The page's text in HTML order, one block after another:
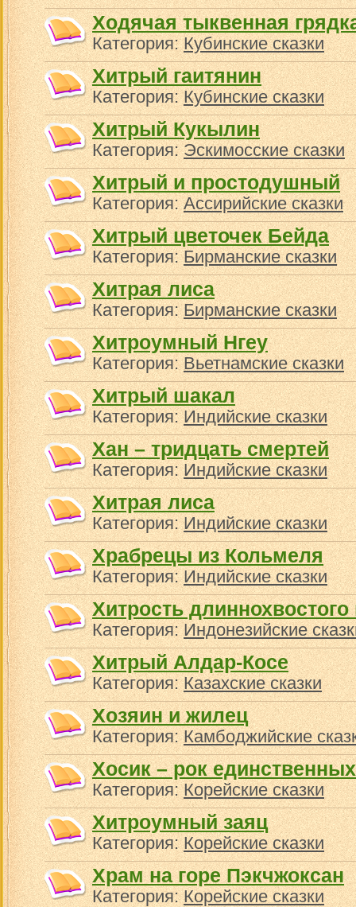
Ходячая тыквенная
Категория:Кубинские сказки
Хитрый гаитянин
Категория:Кубинские сказки
Хитрый Кукылин
Категория:Эскимосские сказки
Хитрый и простодушный
Категория:Ассирийские сказки
Хитрый цветочек Бейда
Категория:Бирманские сказки
Хитрая лиса
Категория:Бирманские сказки
Хитроумный Нгеу
Категория:Вьетнамские сказки
Хитрый шакал
Категория:Индийские сказки
Хан – тридцать смертей
Категория:Индийские сказки
Хитрая лиса
Категория:Индийские сказки
Храбрецы из Кольмеля
Категория:Индийские сказки
Хитрость длиннохвостого
Категория:Индонезийские
Хитрый Алдар-Косе
Категория:Казахские сказки
Хозяин и жилец
Категория:Камбоджийские
Хосик – рок
Категория:Корейские сказки
Хитроумный заяц
Категория:Корейские сказки
Храм на горе Пэкчжоксан
Категория:Корейские сказки